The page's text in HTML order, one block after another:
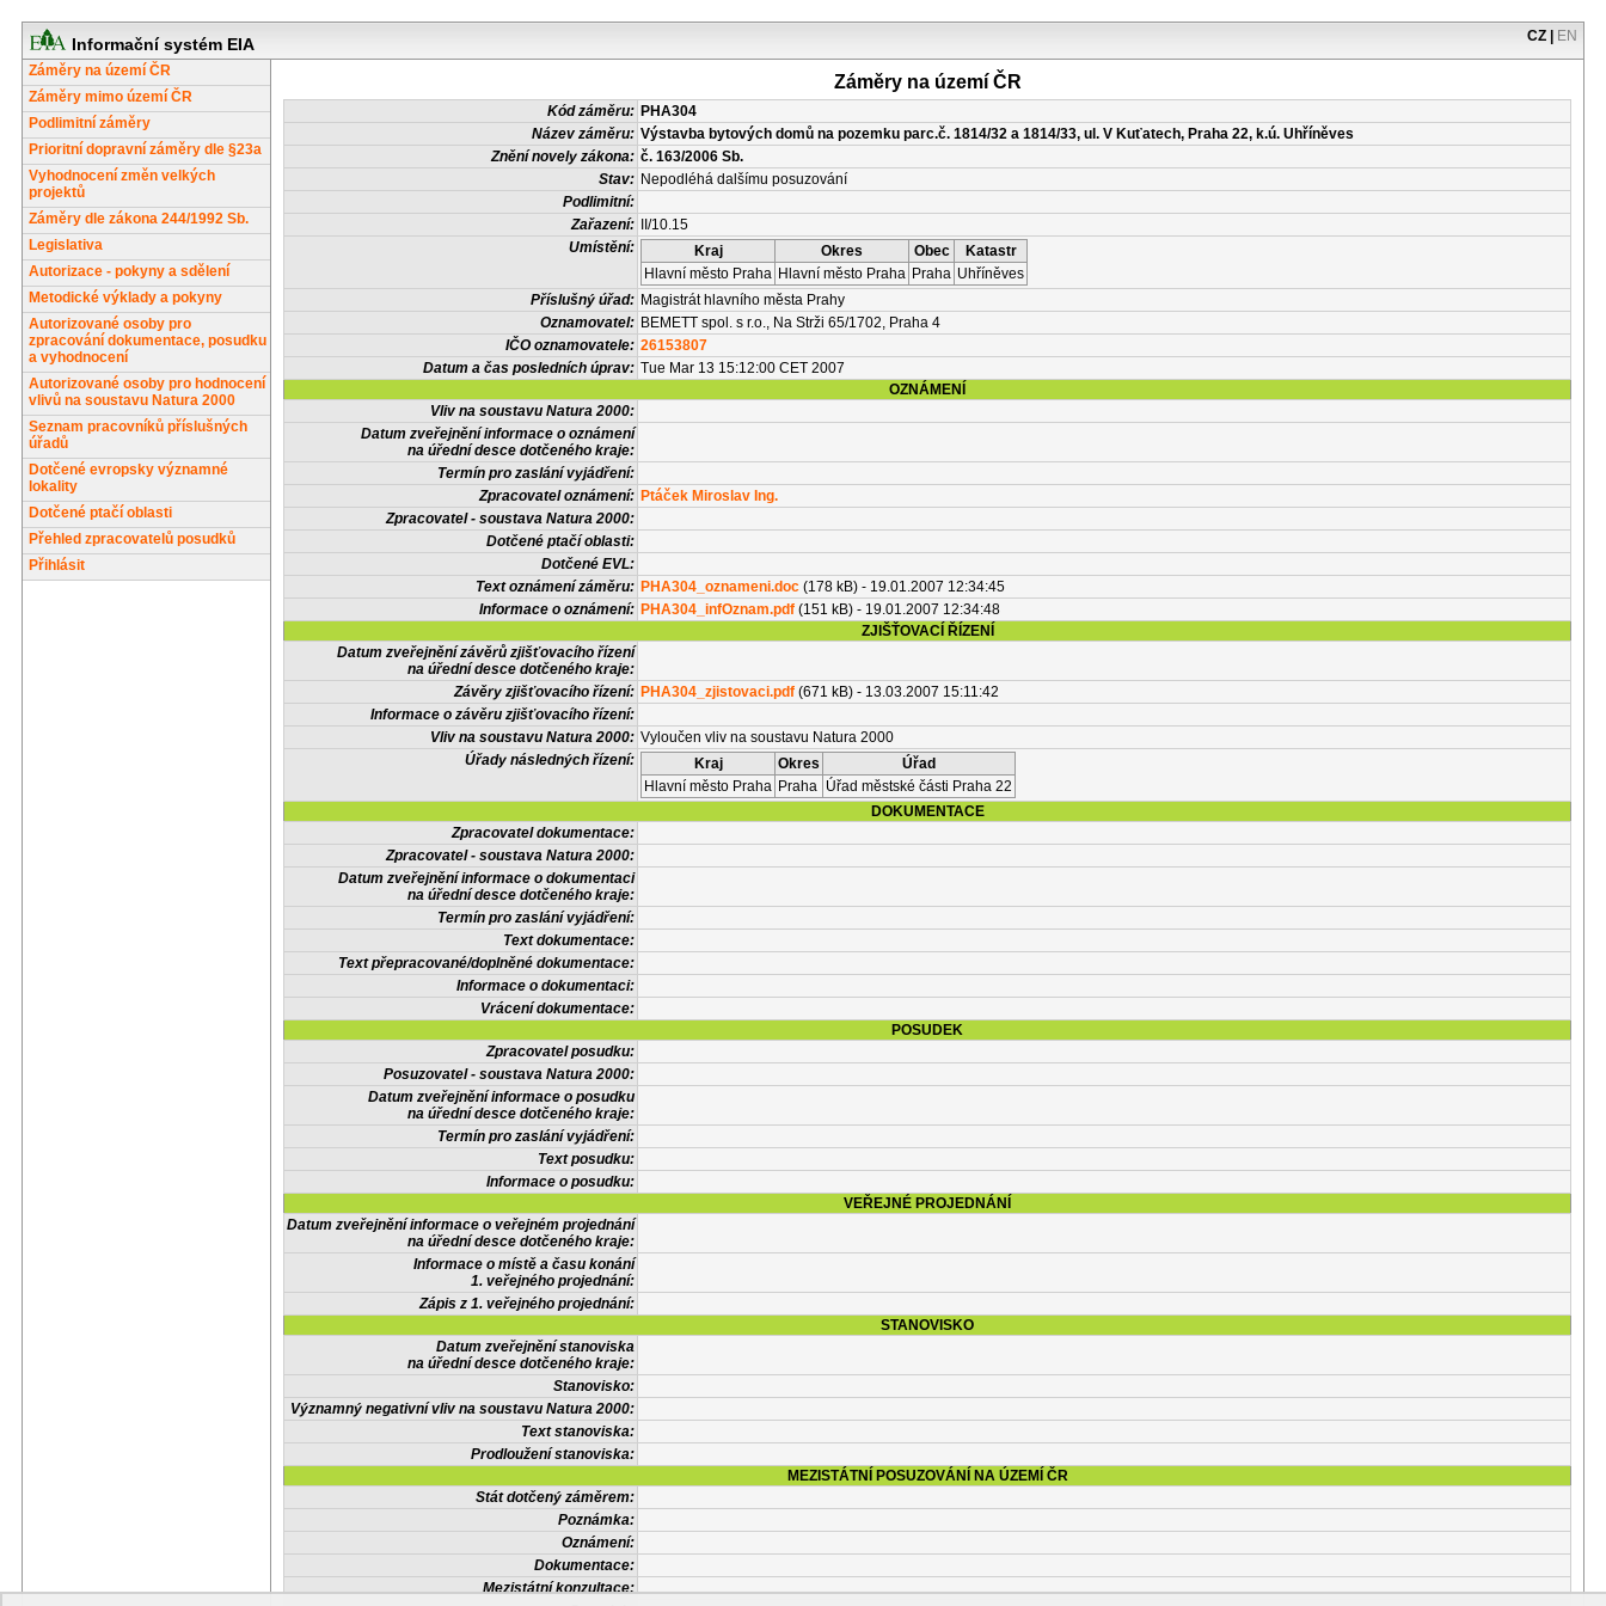
Informační systém EIA CZ EN
Záměry na území ČR
Záměry mimo území ČR
Podlimitní záměry
Prioritní dopravní záměry dle §23a
Vyhodnocení změn velkých
projektů
Záměry dle zákona 244/1992 Sb.
Legislativa
Autorizace - pokyny a sdělení
Metodické výklady a pokyny
Autorizované osoby pro
zpracování dokumentace, posudku
a vyhodnocení
Autorizované osoby pro hodnocení
vlivů na soustavu Natura 2000
Seznam pracovníků příslušných
úřadů
Dotčené evropsky významné
lokality
Dotčené ptačí oblasti
Přehled zpracovatelů posudků
Přihlásit
Záměry na území ČR
Kód záměru: PHA304
Název záměru: Výstavba bytových domů na pozemku parc.č. 1814/32 a 1814/33, ul. V Kuťatech, Praha 22, k.ú. Uhříněves
Znění novely zákona: č. 163/2006 Sb.
Stav: Nepodléhá dalšímu posuzování
Podlimitní:
Zařazení:
II/10.15
Umístění:
Kraj Okres Obec
Katastr
Hlavní město Praha Hlavní město Praha Praha Uhříněves
Příslušný úřad: Magistrát hlavního města Prahy
Oznamovatel: BEMETT spol. s r.o., Na Strži 65/1702, Praha 4
IČO oznamovatele: 26153807
Datum a čas posledních úprav: Tue Mar 13 15:12:00 CET 2007
OZNÁMENÍ
Vliv na soustavu Natura 2000:
Datum zveřejnění informace o oznámení
na úřední desce dotčeného kraje:
Termín pro zaslání vyjádření:
Zpracovatel oznámení: Ptáček Miroslav Ing.
Zpracovatel - soustava Natura 2000:
Dotčené ptačí oblasti:
Dotčené EVL:
Text oznámení záměru: PHA304_oznameni.doc (178 kB) - 19.01.2007 12:34:45
Informace o oznámení: PHA304_infOznam.pdf (151 kB) - 19.01.2007 12:34:48
ZJIŠŤOVACÍ ŘÍZENÍ
Datum zveřejnění závěrů zjišťovacího řízení
na úřední desce dotčeného kraje:
Závěry zjišťovacího řízení: PHA304_zjistovaci.pdf (671 kB) - 13.03.2007 15:11:42
Informace o závěru zjišťovacího řízení:
Vliv na soustavu Natura 2000: Vyloučen vliv na soustavu Natura 2000
Úřady následných řízení:
Kraj Okres
Úřad
Hlavní město Praha Praha Úřad městské části Praha 22
DOKUMENTACE
Zpracovatel dokumentace:
Zpracovatel - soustava Natura 2000:
Datum zveřejnění informace o dokumentaci
na úřední desce dotčeného kraje:
Termín pro zaslání vyjádření:
Text dokumentace:
Text přepracované/doplněné dokumentace:
Informace o dokumentaci:
Vrácení dokumentace:
POSUDEK
Zpracovatel posudku:
Posuzovatel - soustava Natura 2000:
Datum zveřejnění informace o posudku
na úřední desce dotčeného kraje:
Termín pro zaslání vyjádření:
Text posudku:
Informace o posudku:
VEŘEJNÉ PROJEDNÁNÍ
Datum zveřejnění informace o veřejném projednání
na úřední desce dotčeného kraje:
Informace o místě a času konání
1. veřejného projednání:
Zápis z 1. veřejného projednání:
STANOVISKO
Datum zveřejnění stanoviska
na úřední desce dotčeného kraje:
Stanovisko:
Významný negativní vliv na soustavu Natura 2000:
Text stanoviska:
Prodloužení stanoviska:
MEZISTÁTNÍ POSUZOVÁNÍ NA ÚZEMÍ ČR
Stát dotčený záměrem:
Poznámka:
Oznámení:
Dokumentace:
Mezistátní konzultace: